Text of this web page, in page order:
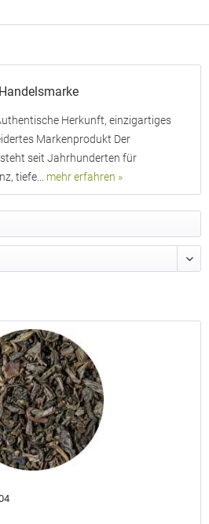
Herkunft, einzigartiges
Markenprodukt Der
seit Jahrhunderten für
tiefe... mehr erfahren »